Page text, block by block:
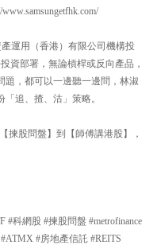
運用（香港）有限公司機構投
資部署，無論槓桿或反向產品，
題，都可以一邊聽一邊問，林淑
追、揸、沽」策略。
揀股問盤】到【師傅講港股】，
#科網股 #揀股問盤 #metrofinance
#房地產信託 #REITS